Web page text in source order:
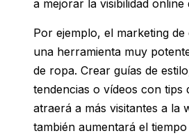
a mejorar la visibilidad online
Por ejemplo, el marketing de
una herramienta muy
de ropa. Crear guías de
tendencias o vídeos con tips
atraerá a más visitantes a la
también aumentará el